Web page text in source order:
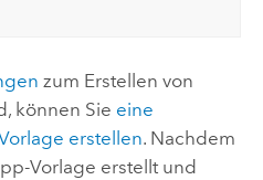
zum Erstellen von
können Sie eine
erstellen. Nachdem
Vorlage erstellt und